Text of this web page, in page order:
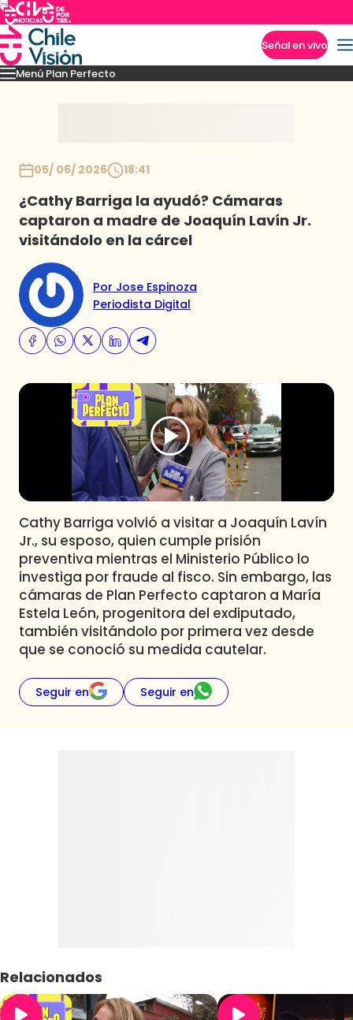
Señal en vivo
Menú Plan Perfecto
Momentos Capítulos Novedades
05/ 06/ 2026 18:41
¿Cathy Barriga la ayudó? Cámaras
captaron a madre de Joaquín Lavín Jr.
visitándolo en la cárcel
Por Jose Espinoza
Periodista Digital
Cathy Barriga volvió a visitar a Joaquín Lavín
Jr., su esposo, quien cumple prisión
preventiva mientras el Ministerio Público lo
investiga por fraude al fisco. Sin embargo, las
cámaras de Plan Perfecto captaron a María
Estela León, progenitora del exdiputado,
también visitándolo por primera vez desde
que se conoció su medida cautelar.
Seguir en Seguir en
Relacionados
Imperdibles
Club De La Comedia
Contigo en Directo
Plan Perfecto
El Tiempo
Sabingo
Todos Los Programas